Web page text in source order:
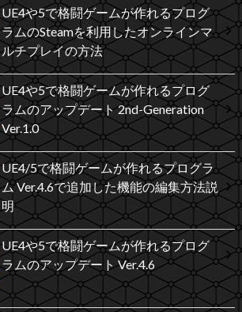
UE4や5で格闘ゲームが作れるプログ
ラムのSteamを利用したオンラインマ
ルチプレイの方法
UE4や5で格闘ゲームが作れるプログ
ラムのアップデート 2nd-Generation
Ver.1.0
UE4/5で格闘ゲームが作れるプログラ
ム Ver.4.6で追加した機能の編集方法説
明
UE4や5で格闘ゲームが作れるプログ
ラムのアップデート Ver.4.6